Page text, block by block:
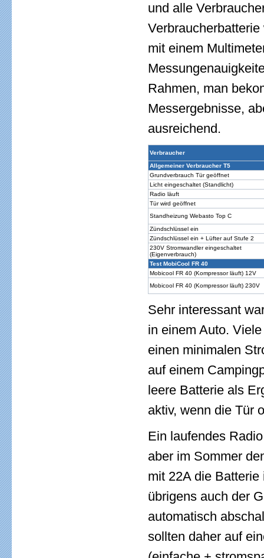
und alle
mit einem
Rahmen, man
Messergebnisse,
ausreichend.
Verbraucher
Allgemeiner Verbraucher T5
Grundverbrauch Tür geöffnet
Licht eingeschaltet (Standlicht)
Radio läuft
Tür wird geöffnet
Standheizung Webasto Top C
Zündschlüssel ein
Zündschlüssel ein + Lüfter auf Stufe 2
230V Stromwandler eingeschaltet
(Eigenverbrauch)
Test MobiCool FR 40
Mobicool FR 40 (Kompressor läuft) 12V
Mobicool FR 40 (Kompressor läuft) 230V
Sehr interessant
in einem Auto.
einen minimalen
auf einem
leere Batterie als
aktiv, wenn die Tür
Ein laufendes
aber im Sommer
mit 22A die
übrigens auch der
automatisch
sollten daher auf